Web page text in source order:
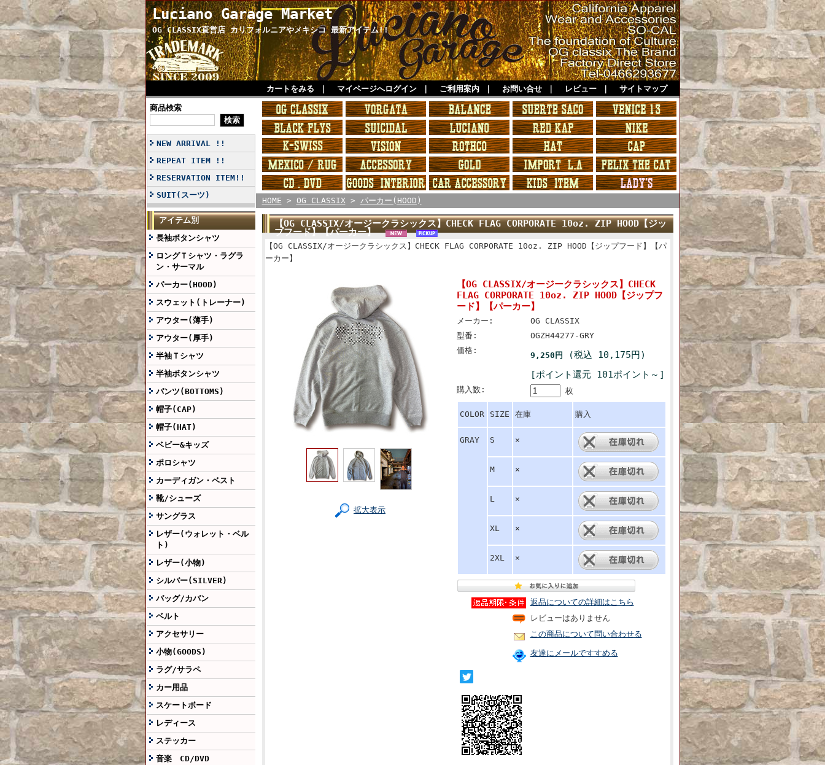
Luciano Garage Market
OG CLASSIX直営店 カリフォルニアやメキシコ 最新アイテム!!
カートをみる マイページへログイン｜ ご利用案内｜ お問い合せ｜ レビュー｜ サイトマップ
商品検索
NEW ARRIVAL !!
REPEAT ITEM !!
RESERVATION ITEM!!
SUIT(スーツ)
アイテム別
長袖ボタンシャツ
ロングＴシャツ・ラグラ
ン・サーマル
パーカー(HOOD)
スウェット(トレーナー)
アウター(薄手)
アウター(厚手)
半袖Ｔシャツ
半袖ボタンシャツ
パンツ(BOTTOMS)
帽子(CAP)
帽子(HAT)
ベビー&キッズ
ポロシャツ
カーディガン・ベスト
靴/シューズ
サングラス
レザー(ウォレット・ベル
ト)
レザー(小物)
シルバー(SILVER)
バッグ/カバン
ベルト
アクセサリー
小物(GOODS)
ラグ/サラペ
カー用品
スケートボード
レディース
ステッカー
音楽 CD/DVD
HOME > OG CLASSIX> パーカー(HOOD)
【OG CLASSIX/オージークラシックス】CHECK FLAG CORPORATE 10oz. ZIP HOOD【ジッ
プフード】【パーカー】
【OG CLASSIX/オージークラシックス】CHECK FLAG CORPORATE 10oz. ZIP HOOD【ジップフード】【パ
ーカー】
拡大表示
【OG CLASSIX/オージークラシックス】CHECK
FLAG CORPORATE 10oz. ZIP HOOD【ジップフ
ード】【パーカー】
メーカー:
OG CLASSIX
型番:
OGZH44277-GRY
価格:
9,250円
(税込 10,175円)
[ポイント還元 101ポイント～]
購入数: 枚
COLOR SIZE 在庫 購入
GRAY S ×
M ×
L ×
XL ×
2XL ×
返品についての詳細はこちら
レビューはありません
この商品について問い合わせる
友達にメールですすめる